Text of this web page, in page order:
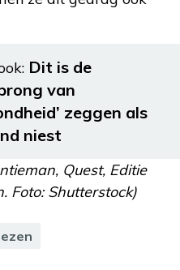
Dit is de
van
zeggen als
niest
Quest, Editie
Foto: Shutterstock)